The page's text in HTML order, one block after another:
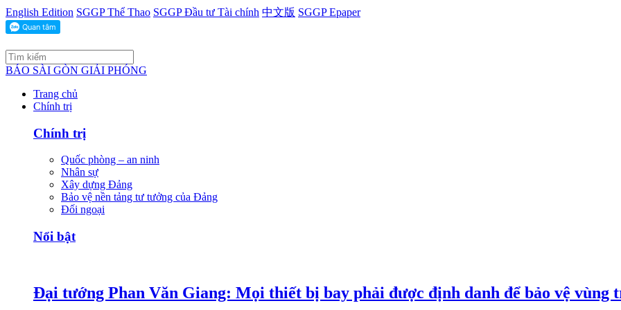
English Edition SGGP Thể Thao SGGP Đầu tư Tài chính 中文版 SGGP Epaper
BÁO SÀI GÒN GIẢI PHÓNG
Trang chủ
Chính trị
Chính trị
Quốc phòng – an ninh
Nhân sự
Xây dựng Đảng
Bảo vệ nền tảng tư tưởng của Đảng
Đối ngoại
Nổi bật
Đại tướng Phan Văn Giang: Mọi thiết bị bay phải được định danh để bảo vệ vùng